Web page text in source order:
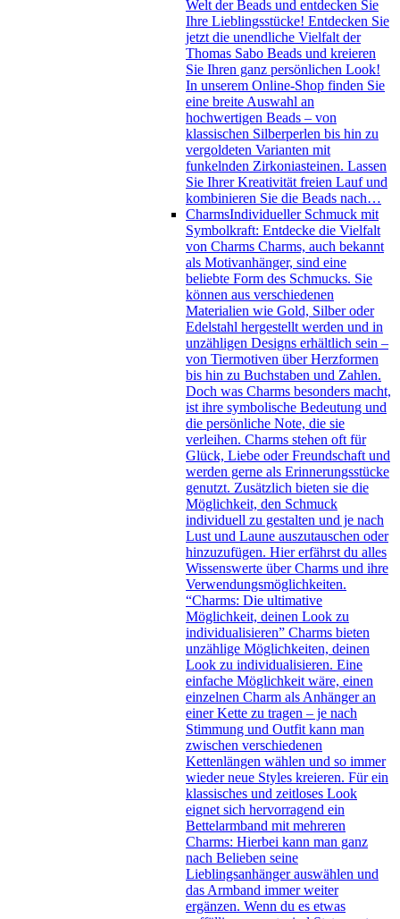
Welt der Beads und entdecken Sie
Ihre Lieblingsstücke! Entdecken Sie
jetzt die unendliche Vielfalt der
Thomas Sabo Beads und kreieren
Sie Ihren ganz persönlichen Look!
In unserem Online-Shop finden Sie
eine breite Auswahl an
hochwertigen Beads – von
klassischen Silberperlen bis hin zu
vergoldeten Varianten mit
funkelnden Zirkoniasteinen. Lassen
Sie Ihrer Kreativität freien Lauf und
kombinieren Sie die Beads nach…
CharmsIndividueller Schmuck mit
Symbolkraft: Entdecke die Vielfalt
von Charms Charms, auch bekannt
als Motivanhänger, sind eine
beliebte Form des Schmucks. Sie
können aus verschiedenen
Materialien wie Gold, Silber oder
Edelstahl hergestellt werden und in
unzähligen Designs erhältlich sein –
von Tiermotiven über Herzformen
bis hin zu Buchstaben und Zahlen.
Doch was Charms besonders macht,
ist ihre symbolische Bedeutung und
die persönliche Note, die sie
verleihen. Charms stehen oft für
Glück, Liebe oder Freundschaft und
werden gerne als Erinnerungsstücke
genutzt. Zusätzlich bieten sie die
Möglichkeit, den Schmuck
individuell zu gestalten und je nach
Lust und Laune auszutauschen oder
hinzuzufügen. Hier erfährst du alles
Wissenswerte über Charms und ihre
Verwendungsmöglichkeiten.
“Charms: Die ultimative
Möglichkeit, deinen Look zu
individualisieren” Charms bieten
unzählige Möglichkeiten, deinen
Look zu individualisieren. Eine
einfache Möglichkeit wäre, einen
einzelnen Charm als Anhänger an
einer Kette zu tragen – je nach
Stimmung und Outfit kann man
zwischen verschiedenen
Kettenlängen wählen und so immer
wieder neue Styles kreieren. Für ein
klassisches und zeitloses Look
eignet sich hervorragend ein
Bettelarmband mit mehreren
Charms: Hierbei kann man ganz
nach Belieben seine
Lieblingsanhänger auswählen und
das Armband immer weiter
ergänzen. Wenn du es etwas